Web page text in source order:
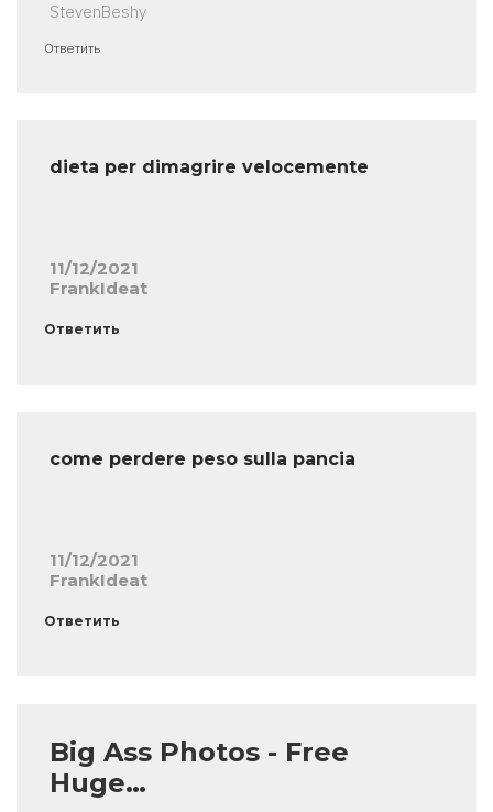
StevenBeshy
Ответить
dieta per dimagrire velocemente
11/12/2021
FrankIdeat
Ответить
come perdere peso sulla pancia
11/12/2021
FrankIdeat
Ответить
Big Ass Photos - Free
Huge…